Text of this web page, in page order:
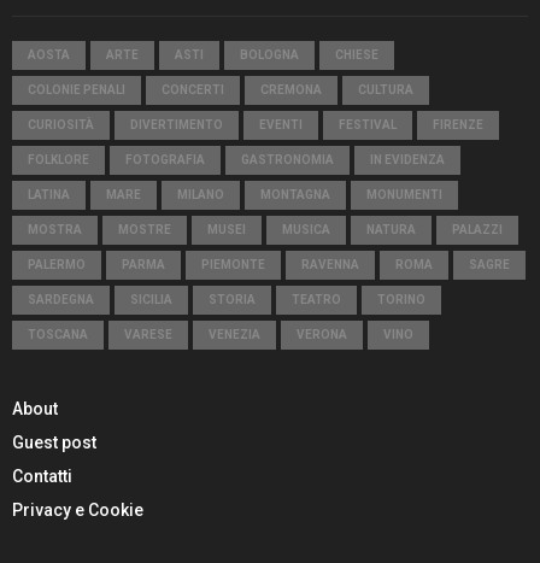
AOSTA ARTE ASTI BOLOGNA CHIESE
COLONIE PENALI CONCERTI CREMONA CULTURA
CURIOSITÀ DIVERTIMENTO EVENTI FESTIVAL FIRENZE
FOLKLORE FOTOGRAFIA GASTRONOMIA IN EVIDENZA
LATINA MARE MILANO MONTAGNA MONUMENTI
MOSTRA MOSTRE MUSEI MUSICA NATURA PALAZZI
PALERMO PARMA PIEMONTE RAVENNA ROMA SAGRE
SARDEGNA SICILIA STORIA TEATRO TORINO
TOSCANA VARESE VENEZIA VERONA VINO
About
Guest post
Contatti
Privacy e Cookie